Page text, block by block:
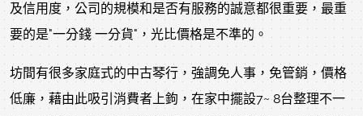
及信用度，公司的規模和是否有服務的誠意都很重要，最重
要的是"一分錢 一分貨"，光比價格是不準的。
坊間有很多家庭式的中古琴行，強調免人事，免管銷，價格
低廉，藉由此吸引消費者上鉤，在家中擺設7~ 8台整理不一